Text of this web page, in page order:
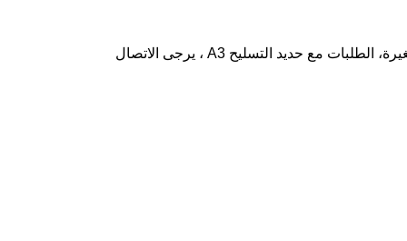
الأسعار المذكورة أعلاه مخصصة فقط للقدرة الشرائية والتسليم إلى باب المصنع. للطلبات الخاصة ، الطلبات ذات الكميات الصغيرة، الطلبات مع حديد التسليح A3 ، يرجى الاتصال